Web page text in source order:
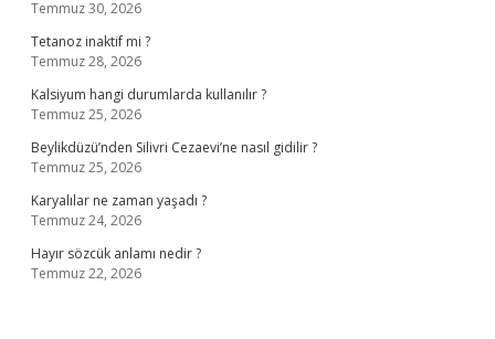
Temmuz 30, 2026
Tetanoz inaktif mi ?
Temmuz 28, 2026
Kalsiyum hangi durumlarda kullanılır ?
Temmuz 25, 2026
Beylikdüzü’nden Silivri Cezaevi’ne nasıl gidilir ?
Temmuz 25, 2026
Karyalılar ne zaman yaşadı ?
Temmuz 24, 2026
Hayır sözcük anlamı nedir ?
Temmuz 22, 2026